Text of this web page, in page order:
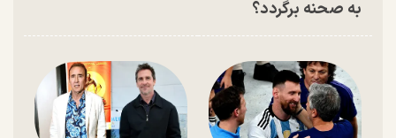
به صحنه برگردد؟